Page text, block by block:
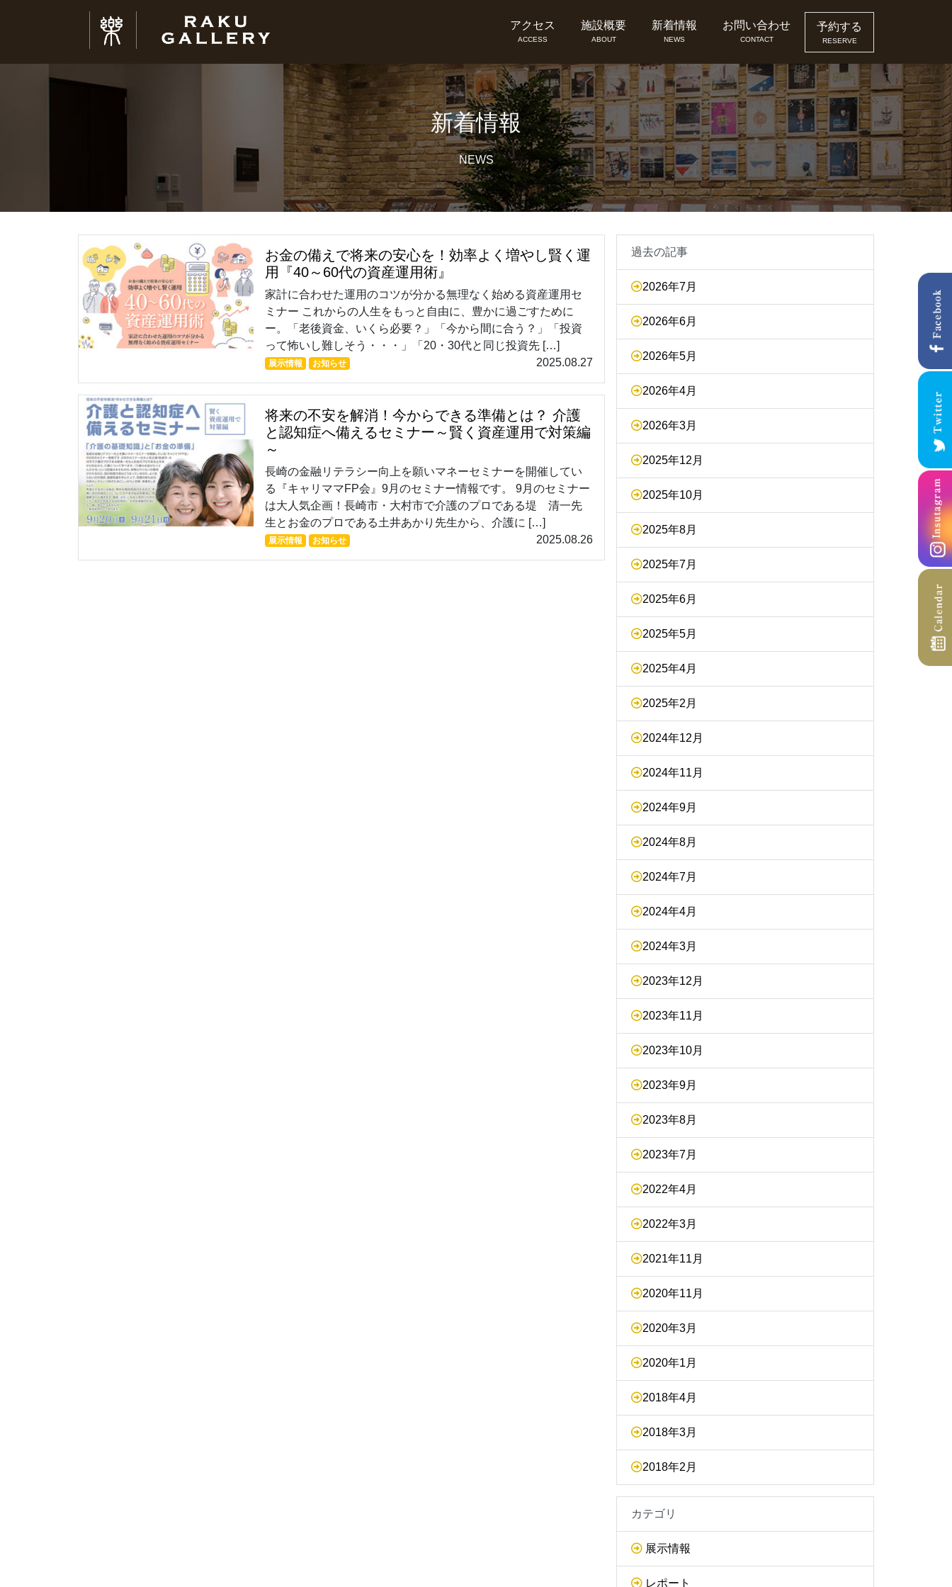
アクセス
ACCESS
施設概要
ABOUT
新着情報
NEWS
お問い合わせ
CONTACT
予約する
RESERVE
新着情報
NEWS
お金の備えで将来の安心を！効率よく増やし賢く運
用『40～60代の資産運用術』
家計に合わせた運用のコツが分かる無理なく始める資産運用セ
ミナー これからの人生をもっと自由に、豊かに過ごすために
ー。「老後資金、いくら必要？」「今から間に合う？」「投資
って怖いし難しそう・・・」「20・30代と同じ投資先 […]
展示情報 お知らせ 2025.08.27
将来の不安を解消！今からできる準備とは？ 介護
と認知症へ備えるセミナー～賢く資産運用で対策編
～
長崎の金融リテラシー向上を願いマネーセミナーを開催してい
る『キャリママFP会』9月のセミナー情報です。 9月のセミナー
は大人気企画！長崎市・大村市で介護のプロである堤 清一先
生とお金のプロである土井あかり先生から、介護に […]
展示情報 お知らせ 2025.08.26
過去の記事
2026年7月
2026年6月
2026年5月
2026年4月
2026年3月
2025年12月
2025年10月
2025年8月
2025年7月
2025年6月
2025年5月
2025年4月
2025年2月
2024年12月
2024年11月
2024年9月
2024年8月
2024年7月
2024年4月
2024年3月
2023年12月
2023年11月
2023年10月
2023年9月
2023年8月
2023年7月
2022年4月
2022年3月
2021年11月
2020年11月
2020年3月
2020年1月
2018年4月
2018年3月
2018年2月
カテゴリ
展示情報
レポート